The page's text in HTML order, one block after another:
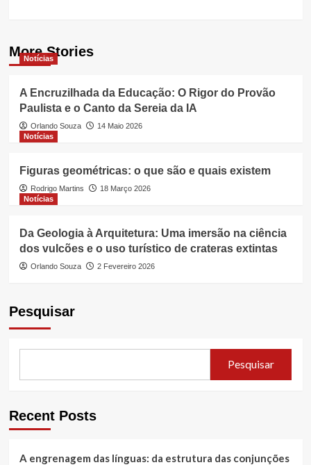
More Stories
Notícias
A Encruzilhada da Educação: O Rigor do Provão
Paulista e o Canto da Sereia da IA
Orlando Souza
14 Maio 2026
Notícias
Figuras geométricas: o que são e quais existem
Rodrigo Martins
18 Março 2026
Notícias
Da Geologia à Arquitetura: Uma imersão na ciência
dos vulcões e o uso turístico de crateras extintas
Orlando Souza 2 Fevereiro 2026
Pesquisar
Pesquisar
Recent Posts
A engrenagem das línguas: da estrutura das conjunções